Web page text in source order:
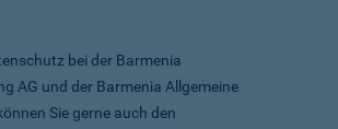
bei der Barmenia
AG und der Barmenia Allgemeine
Sie gerne auch den